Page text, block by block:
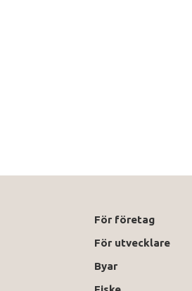
För företag
För utvecklare
Byar